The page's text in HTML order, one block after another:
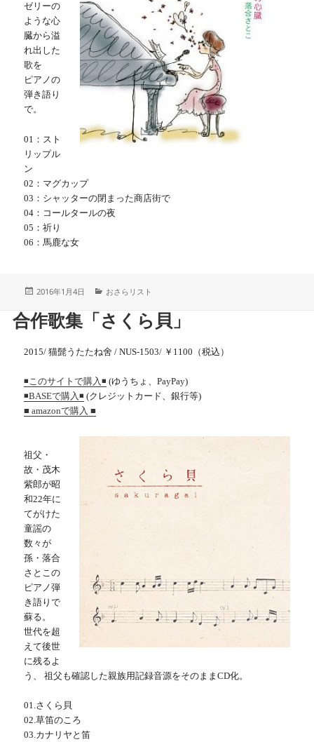
ゼリーの
ような心
臓から溢
れ出した
歌を
ピアノの
弾き語り
で。
01：スト
リップル
ン
02：マグカップ
03：シャッターの閉まった商店街で
04：コールタールの夜
05：祈り
06：馬鹿な女
投
日:
2016年1月4日
カ
ゴ
リ
おさらリスト
合作歌集「さくら貝」
2015/ 猫髭うたたね舍 / NUS-1503/ ￥1100（税込）
◾️このサイトで購入◾️ (ゆうちょ、PayPay)
◾️BASEで購入◾️ (クレジットカード、銀行等)
■ amazonで購入 ■
祖父・
故・茂木
紫郎が昭
和22年に
てがけた
童謡の
数々が
孫・落合
さとこの
ピアノ弾
き語りで
蘇る。
世代を超
えて後世
に残るよ
う、 祖父も確認した親族用記録音源をそのままCD化。
01.さくら貝
02.草笛のころ
03.カナリヤと笛